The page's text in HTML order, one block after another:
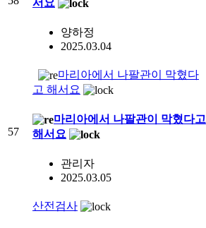
양하정
2025.03.04
57
마리아에서 나팔관이 막혔다
고 해서요
마리아에서 나팔관이 막혔다고
해서요
관리자
2025.03.05
산전검사